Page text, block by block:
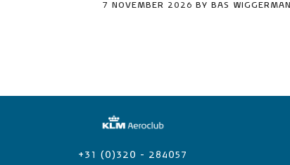
7 NOVEMBER 2026 BY BAS WIGGERMAN
+31 (0)320 - 284057